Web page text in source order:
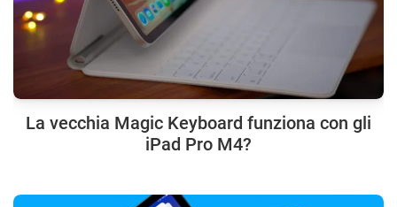
La vecchia Magic Keyboard funziona con gli
iPad Pro M4?